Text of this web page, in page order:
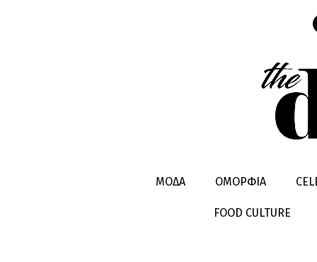
ΜΟΔΑ ΟΜΟΡΦΙΑ
FOOD CULTURE
LIFESTYLE EXODOS